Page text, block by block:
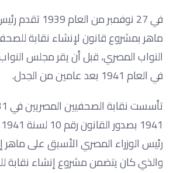
في 27 نوفمبر من
ماهر بمشروع قانون لإنشاء نقابة
النواب المصري، قبل أن يقر مجلس
في العام 1941 بعد عامين من الجدل.
رئيس الوزراء المصري الأسبق على
والذي كان يتضمن مشروع إنشاء نقابة